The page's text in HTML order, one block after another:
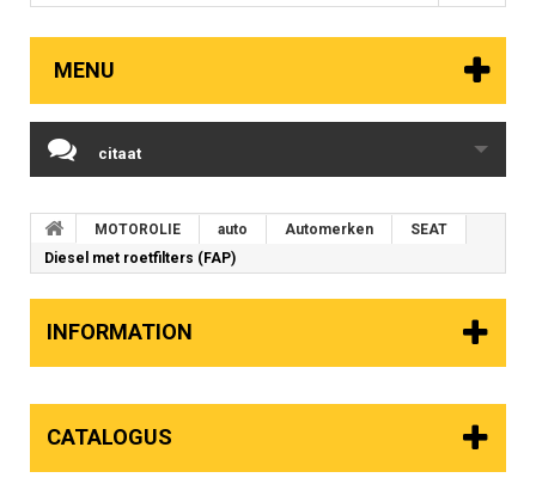
MENU
citaat
MOTOROLIE auto Automerken
SEAT
Diesel met roetfilters (FAP)
INFORMATION
CATALOGUS